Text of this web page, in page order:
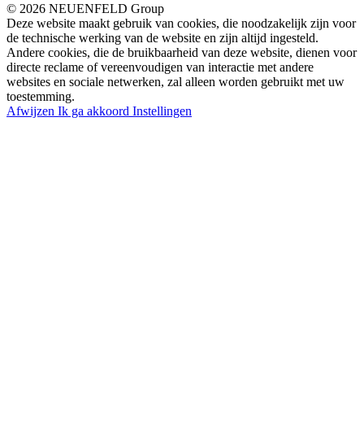
© 2026 NEUENFELD Group
Deze website maakt gebruik van cookies, die noodzakelijk zijn voor
de technische werking van de website en zijn altijd ingesteld.
Andere cookies, die de bruikbaarheid van deze website, dienen voor
directe reclame of vereenvoudigen van interactie met andere
websites en sociale netwerken, zal alleen worden gebruikt met uw
toestemming.
Afwijzen Ik ga akkoord Instellingen